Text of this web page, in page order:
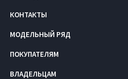
КОНТАКТЫ
МОДЕЛЬНЫЙ РЯД
ПОКУПАТЕЛЯМ
ВЛАДЕЛЬЦАМ